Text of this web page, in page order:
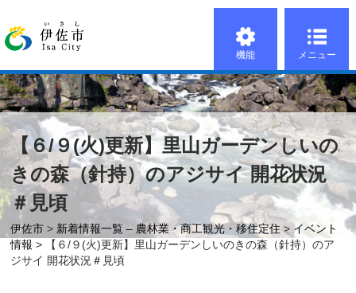
機能 メニュー
【６/９(火)更新】里山ガーデンしいの
きの森（針持）のアジサイ 開花状況
＃見頃
伊佐市 > 新着情報一覧 – 農林業・商工観光・移住定住 > イベント
情報 > 【６/９(火)更新】里山ガーデンしいのきの森（針持）のア
ジサイ 開花状況＃見頃